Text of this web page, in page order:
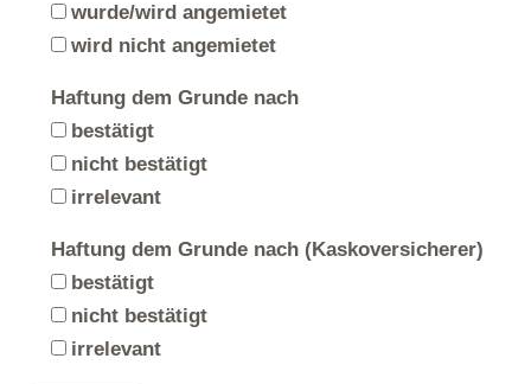
wurde/wird angemietet
wird nicht angemietet
Haftung dem Grunde nach
bestätigt
nicht bestätigt
irrelevant
Haftung dem Grunde nach (Kaskoversicherer)
bestätigt
nicht bestätigt
irrelevant